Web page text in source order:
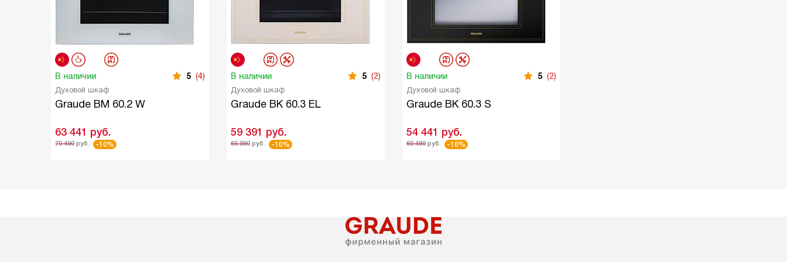
В наличии 5 (4)
Духовой шкаф
Graude BM 60.2 W
63 441 руб.
70 490 руб. -10%
В наличии 5 (2)
Духовой шкаф
Graude BK 60.3 EL
59 391 руб.
65 990 руб. -10%
В наличии 5 (2)
Духовой шкаф
Graude BK 60.3 S
54 441 руб.
60 490 руб. -10%